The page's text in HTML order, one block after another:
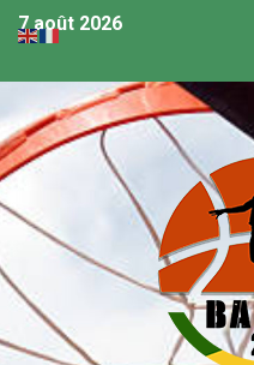
7 août 2026